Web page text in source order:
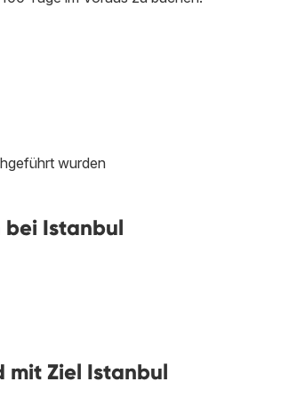
wurden
bei Istanbul
mit Ziel Istanbul